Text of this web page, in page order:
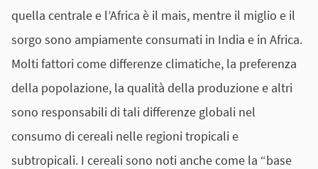
quella centrale e l’Africa è il mais, mentre il miglio e il
sorgo sono ampiamente consumati in India e in Africa.
Molti fattori come differenze climatiche, la preferenza
della popolazione, la qualità della produzione e altri
sono responsabili di tali differenze globali nel
consumo di cereali nelle regioni tropicali e
subtropicali. I cereali sono noti anche come la “base